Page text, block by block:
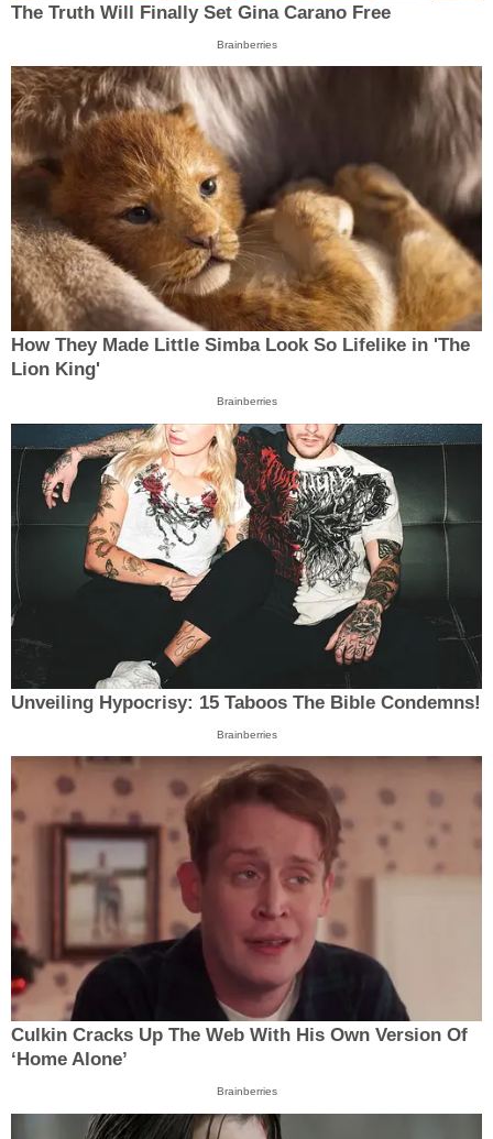
The Truth Will Finally Set Gina Carano Free
Brainberries
How They Made Little Simba Look So Lifelike in 'The
Lion King'
Brainberries
Unveiling Hypocrisy: 15 Taboos The Bible Condemns!
Brainberries
Culkin Cracks Up The Web With His Own Version Of
‘Home Alone’
Brainberries